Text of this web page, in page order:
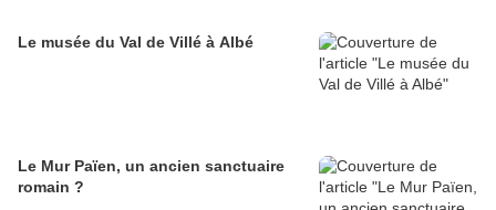
Le musée du Val de Villé à Albé
Le Mur Païen, un ancien sanctuaire
romain ?